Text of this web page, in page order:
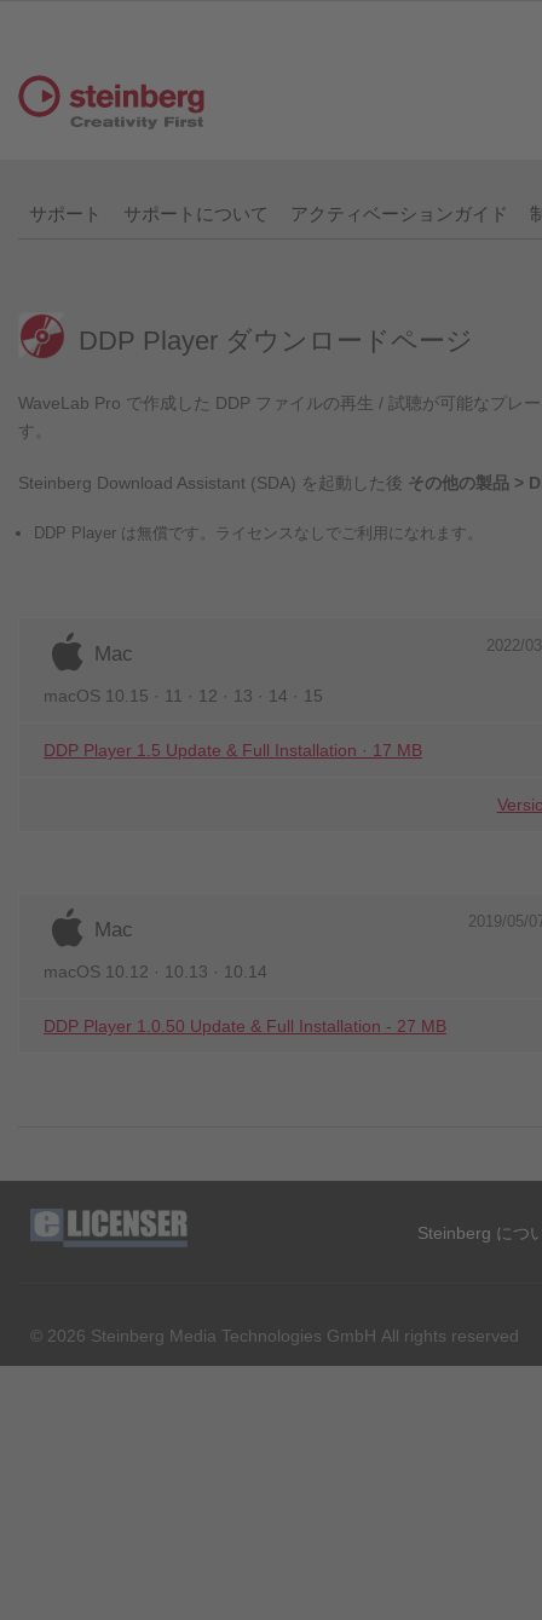
サポート サポートについて アクティベーションガイド
DDP Player ダウンロードページ
WaveLab Pro で作成した DDP ファイルの再生 / 試聴が可能なプレ
す。
Steinberg Download Assistant (SDA) を起動した後 その他の製品 >
DDP Player は無償です。ライセンスなしでご利用になれます。
Mac 2022/
macOS 10.15 · 11 · 12 · 13 · 14 · 15
DDP Player 1.5 Update & Full Installation · 17 MB
Mac 2019/05/
macOS 10.12 · 10.13 · 10.14
DDP Player 1.0.50 Update & Full Installation - 27 MB
Steinberg につ
© 2026 Steinberg Media Technologies GmbH All rights reserved